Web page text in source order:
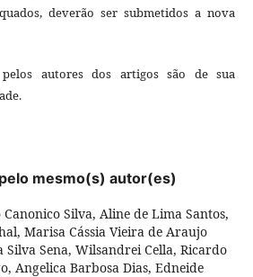
deverão ser submetidos a nova
autores dos artigos são de sua
mesmo(s) autor(es)
Silva, Aline de Lima Santos,
Marisa Cássia Vieira de Araujo
Silva Sena, Wilsandrei Cella, Ricardo
Angelica Barbosa Dias, Edneide